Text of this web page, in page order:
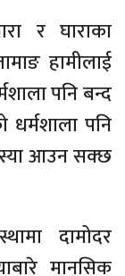
र घाराका
हामीलाई
पनि बन्द
पनि
आउन सक्छ
दामोदर
मानसिक